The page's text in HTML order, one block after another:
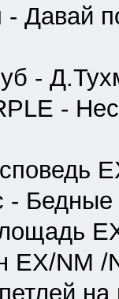
- Давай
-
-
-
EX/NM /